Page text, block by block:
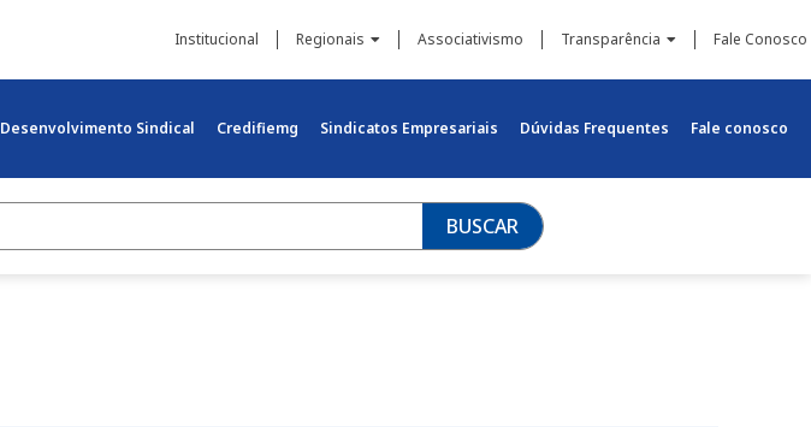
Institucional Regionais Associativismo Transparência Fale Conosco
Desenvolvimento Sindical Credifiemg Sindicatos Empresariais Dúvidas Frequentes Fale conosco
BUSCAR